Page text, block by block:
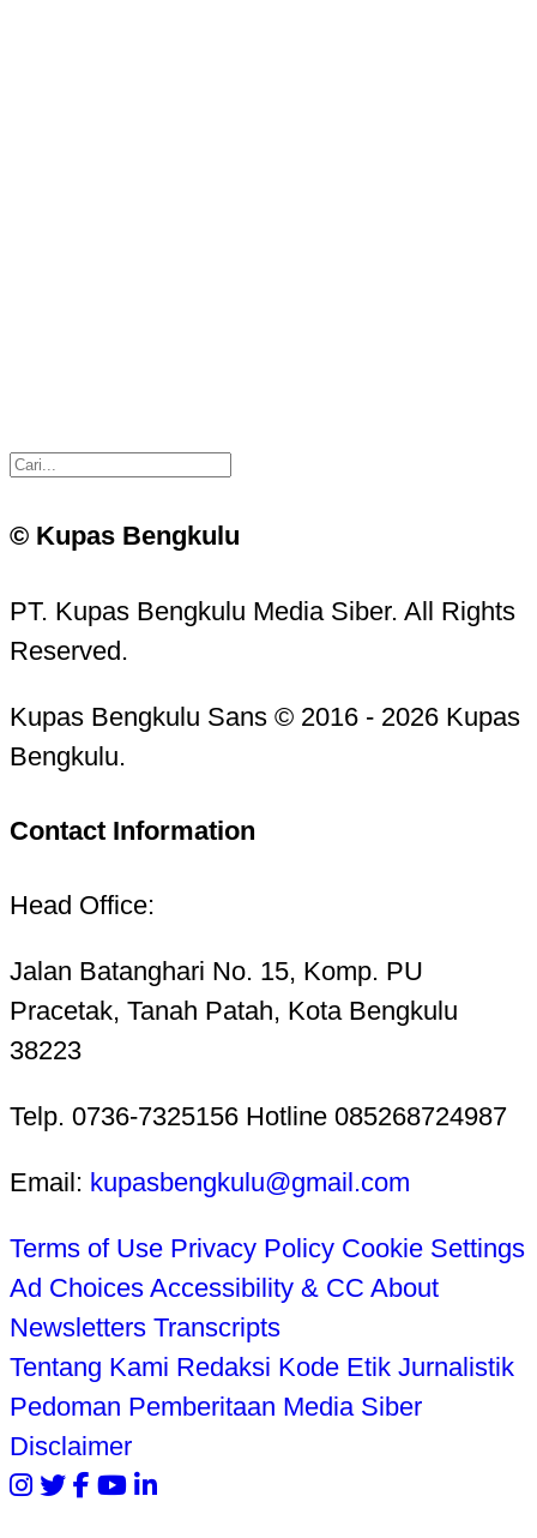
© Kupas Bengkulu
PT. Kupas Bengkulu Media Siber. All Rights
Reserved.
Kupas Bengkulu Sans © 2016 - 2026 Kupas
Bengkulu.
Contact Information
Head Office:
Jalan Batanghari No. 15, Komp. PU
Pracetak, Tanah Patah, Kota Bengkulu
38223
Telp. 0736-7325156 Hotline 085268724987
Email: kupasbengkulu@gmail.com
Terms of Use Privacy Policy Cookie Settings
Ad Choices Accessibility & CC About
Newsletters Transcripts
Tentang Kami Redaksi Kode Etik Jurnalistik
Pedoman Pemberitaan Media Siber
Disclaimer